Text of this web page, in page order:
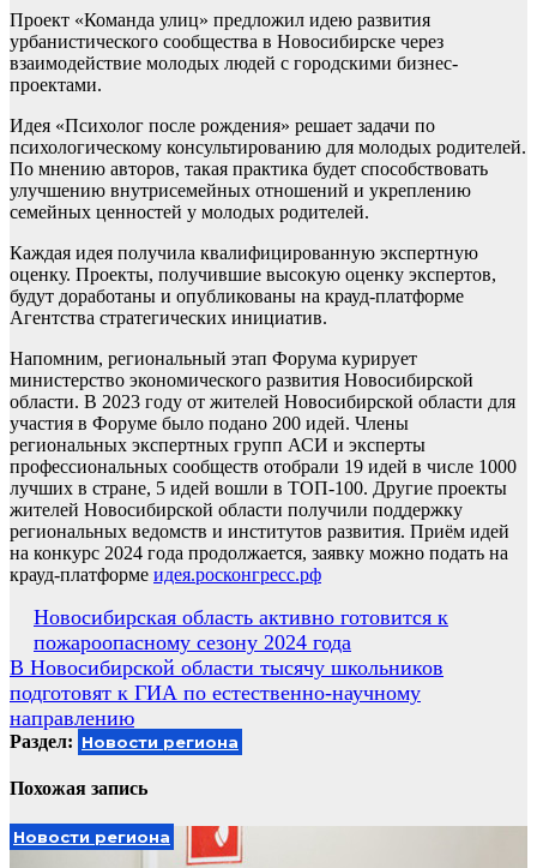
Проект «Команда улиц» предложил идею развития
урбанистического сообщества в Новосибирске через
взаимодействие молодых людей с городскими бизнес-
проектами.
Идея «Психолог после рождения» решает задачи по
психологическому консультированию для молодых родителей.
По мнению авторов, такая практика будет способствовать
улучшению внутрисемейных отношений и укреплению
семейных ценностей у молодых родителей.
Каждая идея получила квалифицированную экспертную
оценку. Проекты, получившие высокую оценку экспертов,
будут доработаны и опубликованы на крауд-платформе
Агентства стратегических инициатив.
Напомним, региональный этап Форума курирует
министерство экономического развития Новосибирской
области. В 2023 году от жителей Новосибирской области для
участия в Форуме было подано 200 идей. Члены
региональных экспертных групп АСИ и эксперты
профессиональных сообществ отобрали 19 идей в числе 1000
лучших в стране, 5 идей вошли в ТОП-100. Другие проекты
жителей Новосибирской области получили поддержку
региональных ведомств и институтов развития. Приём идей
на конкурс 2024 года продолжается, заявку можно подать на
крауд-платформе идея.росконгресс.рф
Навигация
по
записям
Новосибирская область активно готовится к
пожароопасному сезону 2024 года
В Новосибирской области тысячу школьников
подготовят к ГИА по естественно-научному
направлению
Раздел: Новости региона
Похожая запись
Новости региона